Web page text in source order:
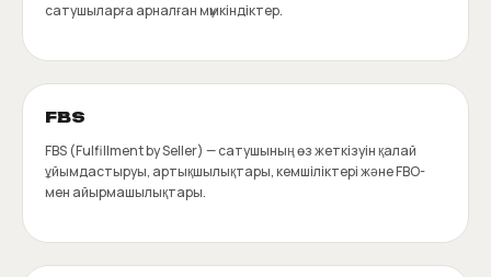
сатушыларға арналған мүмкіндіктер.
FBS
FBS (Fulfillment by Seller) — сатушының өз жеткізуін қалай
ұйымдастыруы, артықшылықтары, кемшіліктері және FBO-
мен айырмашылықтары.